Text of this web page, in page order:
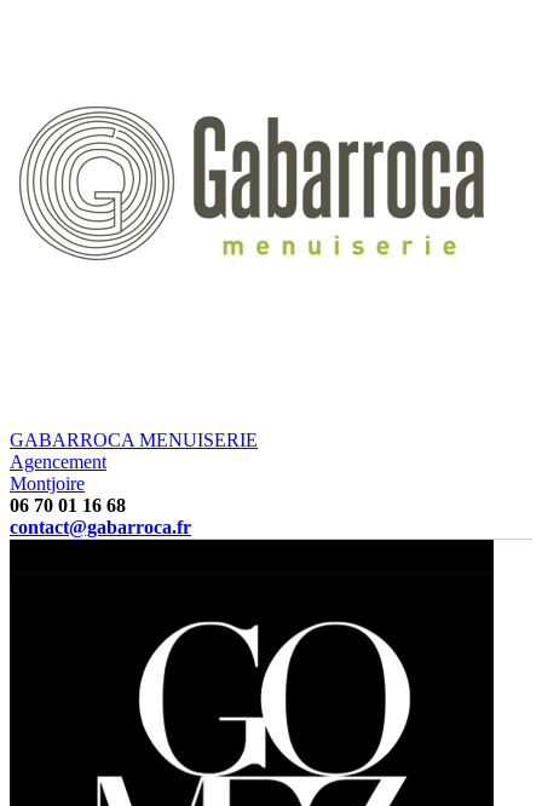
GABARROCA MENUISERIE
Agencement
Montjoire
06 70 01 16 68
contact@gabarroca.fr